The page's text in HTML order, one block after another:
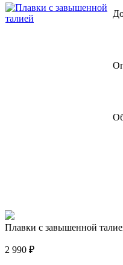
Плавки с завышенной
2 990 ₽